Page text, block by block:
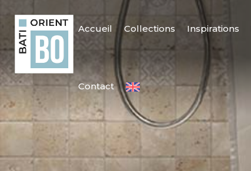
Accueil Collections Inspirations
Contact